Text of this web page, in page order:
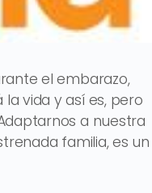
el embarazo,
vida y así es, pero
a nuestra
familia, es un